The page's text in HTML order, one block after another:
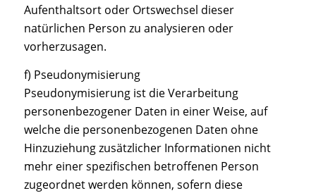
Aufenthaltsort oder Ortswechsel dieser
natürlichen Person zu analysieren oder
vorherzusagen.
f) Pseudonymisierung
Pseudonymisierung ist die Verarbeitung
personenbezogener Daten in einer Weise, auf
welche die personenbezogenen Daten ohne
Hinzuziehung zusätzlicher Informationen nicht
mehr einer spezifischen betroffenen Person
zugeordnet werden können, sofern diese